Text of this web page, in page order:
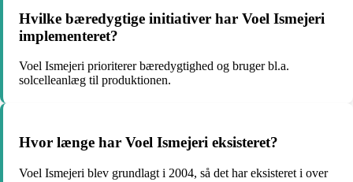
Hvilke bæredygtige initiativer har Voel Ismejeri
implementeret?
Voel Ismejeri prioriterer bæredygtighed og bruger bl.a.
solcelleanlæg til produktionen.
Hvor længe har Voel Ismejeri eksisteret?
Voel Ismejeri blev grundlagt i 2004, så det har eksisteret i over